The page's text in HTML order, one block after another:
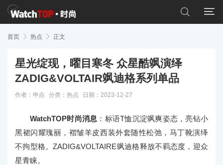


首页  热点  正文
星光绽现，曜目寒冬 众星酷飒演绎
ZADIG&VOLTAIR飒迪格系列单品
作者：申垚 分类： 热点 日期：2023-12-27
WatchTOP时尚消息 ：标语T恤沉淀飒爽姿态，亮钻小
黑裙闪耀瑰丽，褶皱羊皮西装外套随性松弛，马丁靴演绎
不拘型格。ZADIG&VOLTAIRE飒迪格释放不羁态度，迎众
星青睐。